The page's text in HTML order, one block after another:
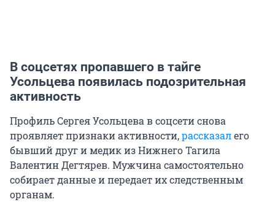
В соцсетях пропавшего в тайге
Усольцева появилась подозрительная
активность
Профиль Сергея Усольцева в соцсети снова
проявляет признаки активности,рассказалего
бывший друг и медик из Нижнего Тагила
Валентин Дегтярев. Мужчина самостоятельно
собирает данные и передает их следственным
органам.